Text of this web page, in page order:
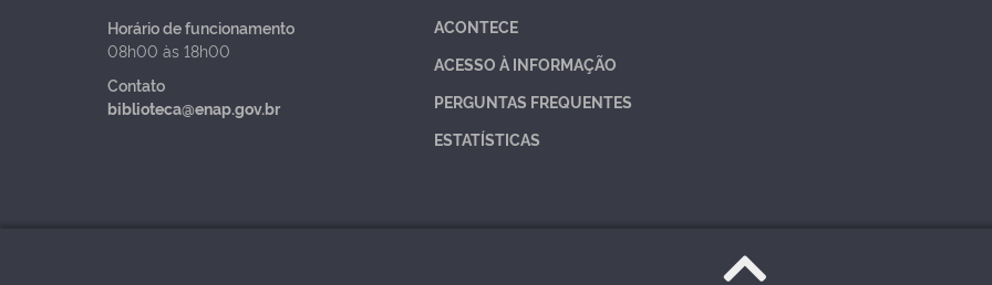
Horário de funcionamento
08h00 às 18h00
Contato
biblioteca@enap.gov.br
ACONTECE
ACESSO À INFORMAÇÃO
PERGUNTAS FREQUENTES
ESTATÍSTICAS